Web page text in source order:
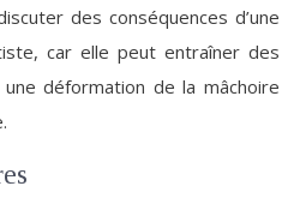
des conséquences d’une
car elle peut entraîner des
déformation de la mâchoire